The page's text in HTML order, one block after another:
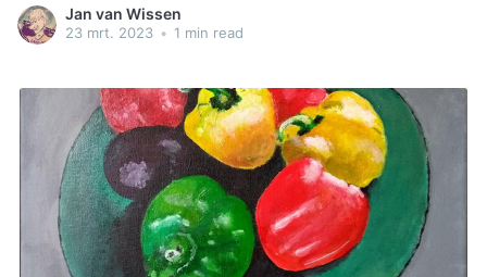
Jan van Wissen
23 mrt. 2023 • 1 min read